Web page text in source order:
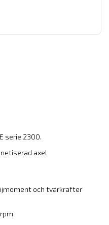
serie 2300.
axel
och tvärkrafter